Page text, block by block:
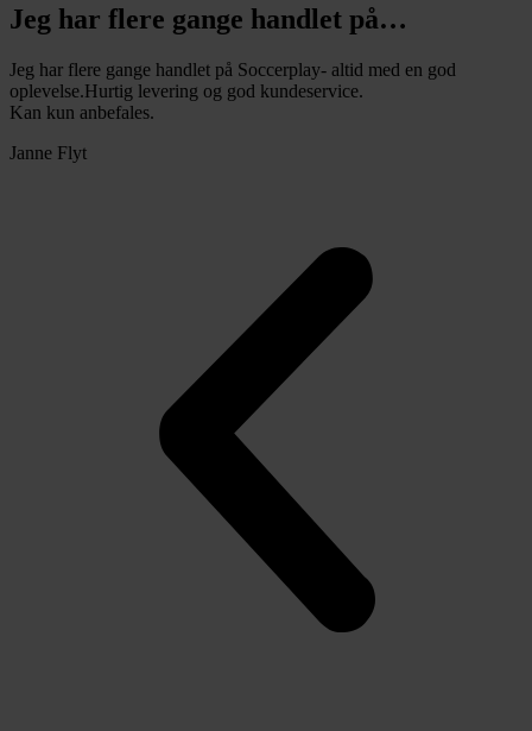
Jeg har flere gange handlet på…
Jeg har flere gange handlet på Soccerplay- altid med en god
oplevelse.Hurtig levering og god kundeservice.
Kan kun anbefales.
Janne Flyt